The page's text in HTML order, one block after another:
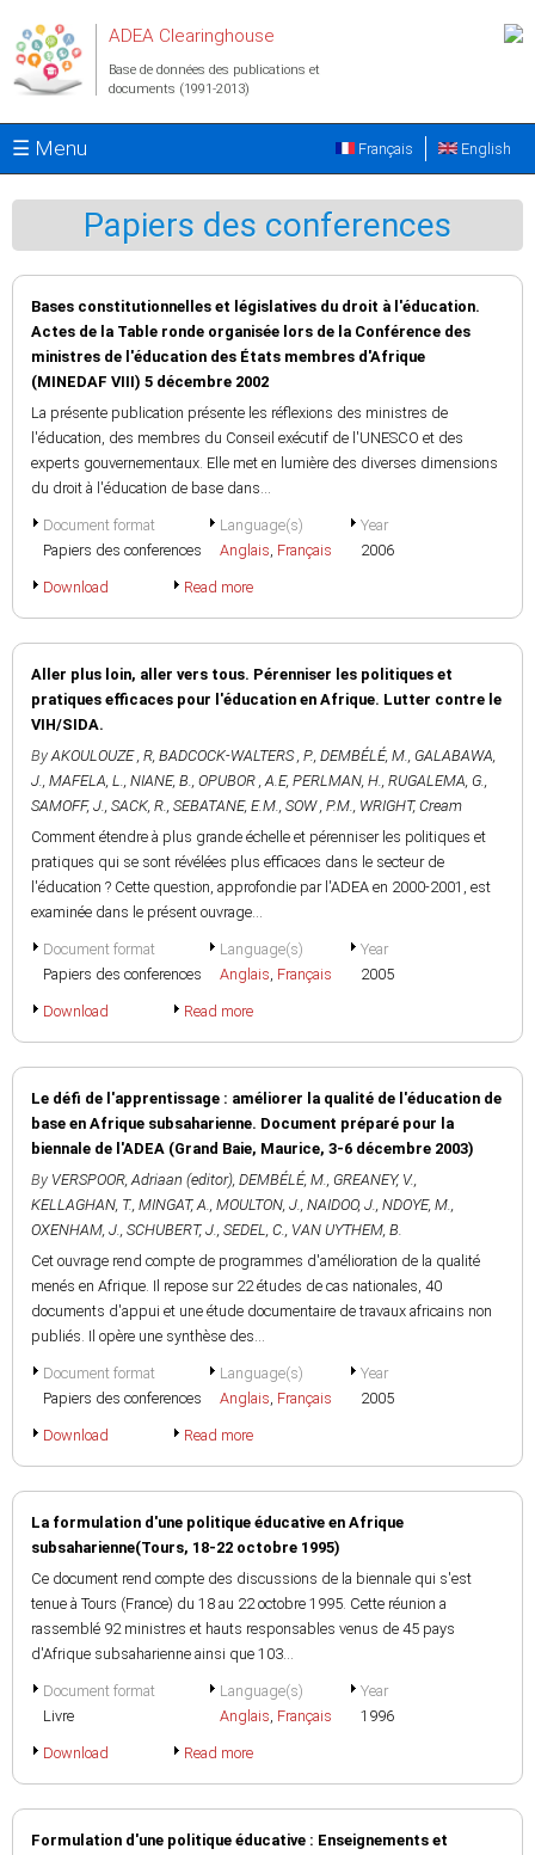
ADEA Clearinghouse
Base de données des publications et
documents (1991-2013)
☰ Menu English
Français
Papiers des conferences
Bases constitutionnelles et législatives du droit à l'éducation.
Actes de la Table ronde organisée lors de la Conférence des
ministres de l'éducation des États membres d'Afrique
(MINEDAF VIII) 5 décembre 2002
La présente publication présente les réflexions des ministres de
l'éducation, des membres du Conseil exécutif de l'UNESCO et des
experts gouvernementaux. Elle met en lumière des diverses dimensions
du droit à l'éducation de base dans...
Document format
Papiers des conferences
Language(s)
Anglais, Français
Year
2006
Download Read more
Aller plus loin, aller vers tous. Pérenniser les politiques et
pratiques efficaces pour l'éducation en Afrique. Lutter contre le
VIH/SIDA.
By AKOULOUZE , R, BADCOCK-WALTERS , P., DEMBÉLÉ, M., GALABAWA,
J., MAFELA, L., NIANE, B., OPUBOR , A.E, PERLMAN, H., RUGALEMA, G.,
SAMOFF, J., SACK, R., SEBATANE, E.M., SOW , P.M., WRIGHT, Cream
Comment étendre à plus grande échelle et pérenniser les politiques et
pratiques qui se sont révélées plus efficaces dans le secteur de
l'éducation ? Cette question, approfondie par l'ADEA en 2000-2001, est
examinée dans le présent ouvrage...
Document format
Papiers des conferences
Language(s)
Anglais, Français
Year
2005
Download Read more
Le défi de l'apprentissage : améliorer la qualité de l'éducation de
base en Afrique subsaharienne. Document préparé pour la
biennale de l'ADEA (Grand Baie, Maurice, 3-6 décembre 2003)
By VERSPOOR, Adriaan (editor), DEMBÉLÉ, M., GREANEY, V.,
KELLAGHAN, T., MINGAT, A., MOULTON, J., NAIDOO, J., NDOYE, M.,
OXENHAM, J., SCHUBERT, J., SEDEL, C., VAN UYTHEM, B.
Cet ouvrage rend compte de programmes d'amélioration de la qualité
menés en Afrique. Il repose sur 22 études de cas nationales, 40
documents d'appui et une étude documentaire de travaux africains non
publiés. Il opère une synthèse des...
Document format
Papiers des conferences
Language(s)
Anglais, Français
Year
2005
Download Read more
La formulation d'une politique éducative en Afrique
subsaharienne(Tours, 18-22 octobre 1995)
Ce document rend compte des discussions de la biennale qui s'est
tenue à Tours (France) du 18 au 22 octobre 1995. Cette réunion a
rassemblé 92 ministres et hauts responsables venus de 45 pays
d'Afrique subsaharienne ainsi que 103...
Document format
Livre
Language(s)
Anglais, Français
Year
1996
Download Read more
Formulation d'une politique éducative : Enseignements et